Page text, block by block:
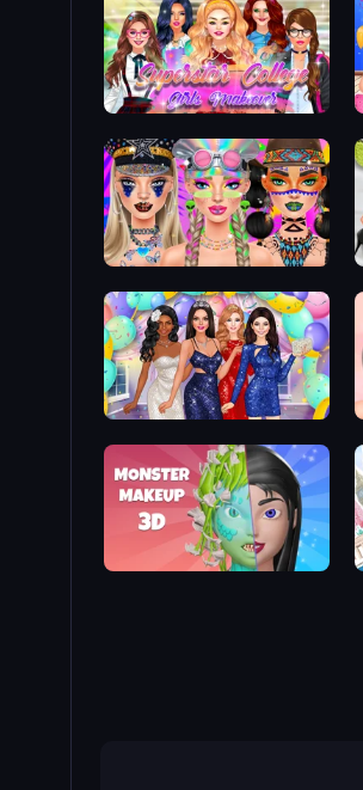
Superstar College Girls Makeover
Festival Vibes Makeup
Prom Night Dress Up
Monster Makeup 3D